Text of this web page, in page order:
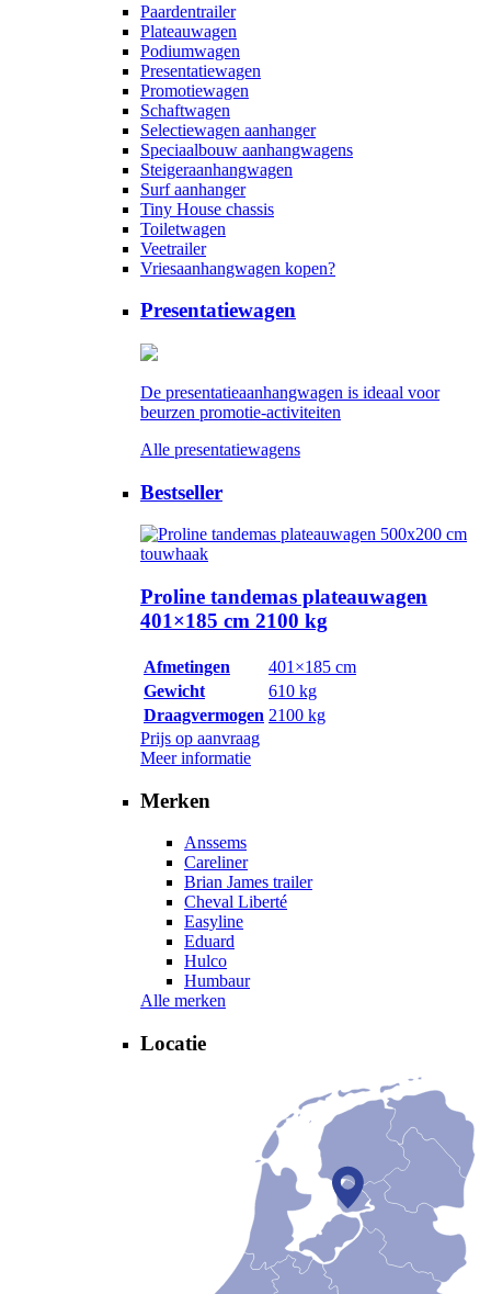
Paardentrailer
Plateauwagen
Podiumwagen
Presentatiewagen
Promotiewagen
Schaftwagen
Selectiewagen aanhanger
Speciaalbouw aanhangwagens
Steigeraanhangwagen
Surf aanhanger
Tiny House chassis
Toiletwagen
Veetrailer
Vriesaanhangwagen kopen?
Presentatiewagen
De presentatieaanhangwagen is ideaal voor
beurzen promotie-activiteiten
Alle presentatiewagens
Bestseller
Proline tandemas plateauwagen
401×185 cm 2100 kg
Afmetingen
401×185 cm
Gewicht
610 kg
Draagvermogen 2100 kg
Prijs op aanvraag
Meer informatie
Merken
Anssems
Careliner
Brian James trailer
Cheval Liberté
Easyline
Eduard
Hulco
Humbaur
Alle merken
Locatie